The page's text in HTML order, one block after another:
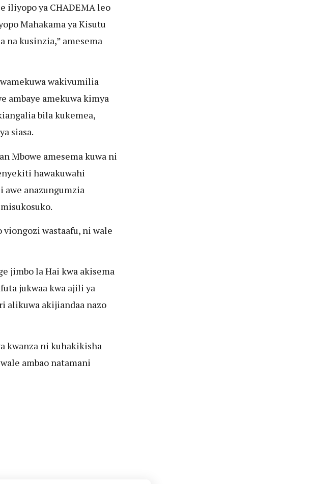
iliyopo ya CHADEMA leo
Mahakama ya Kisutu
na kusinzia,” amesema
wakivumilia
ambaye amekuwa kimya
bila kukemea,
siasa.
Mbowe amesema kuwa ni
hawakuwahi
anazungumzia
na misukosuko.
viongozi wastaafu, ni wale
jimbo la Hai kwa akisema
jukwaa kwa ajili ya
alikuwa akijiandaa nazo
kwanza ni kuhakikisha
ambao natamani